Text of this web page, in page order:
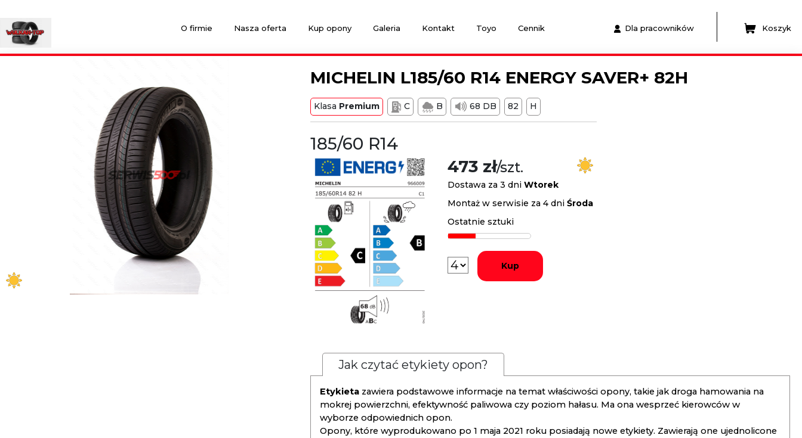
O firmie Nasza oferta Kup opony Galeria Kontakt Toyo Cennik Dla pracowników Koszyk
MICHELIN L185/60 R14 ENERGY SAVER+ 82H
Klasa Premium C B 68 DB 82 H
185/60 R14
473 zł/szt.
Dostawa za 3 dni Wtorek
Montaż w serwisie za 4 dni Środa
Ostatnie sztuki
Kup
Jak czytać etykiety opon?
Etykieta zawiera podstawowe informacje na temat właściwości opony, takie jak droga hamowania na
mokrej powierzchni, efektywność paliwowa czy poziom hałasu. Ma ona wesprzeć kierowców w
wyborze odpowiednich opon.
Opony, które wyprodukowano po 1 maja 2021 roku posiadają nowe etykiety. Zawierają one ujednolicone